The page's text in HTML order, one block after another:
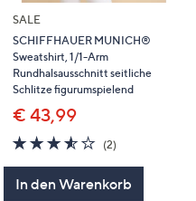
SALE
SCHIFFHAUER MUNICH®
Sweatshirt, 1/1-Arm
Rundhalsausschnitt seitliche
Schlitze figurumspielend
€ 43,99
3.5
von
(2)2
In den Warenkorb